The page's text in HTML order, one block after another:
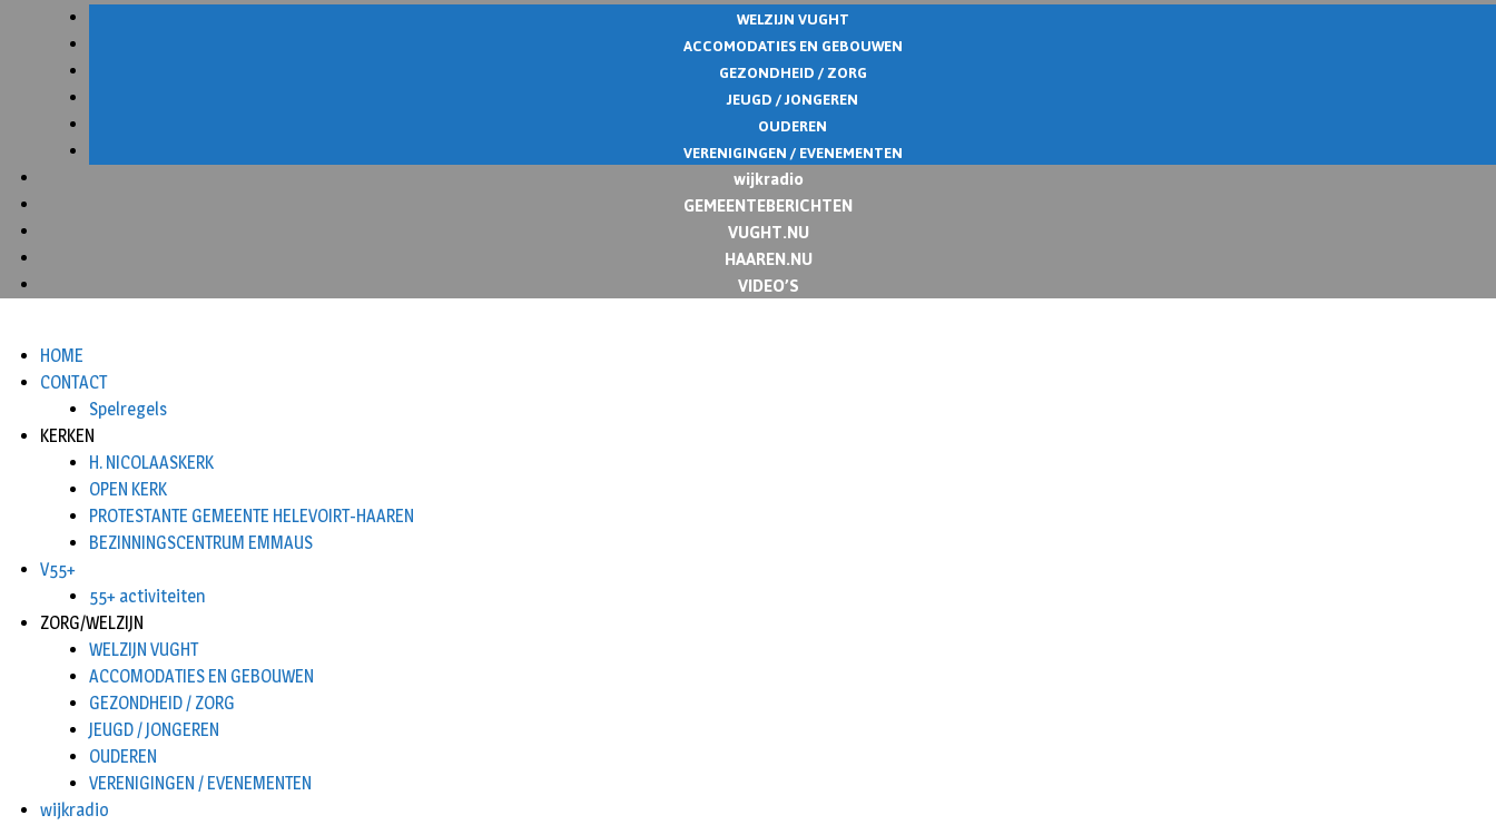
WELZIJN VUGHT
ACCOMODATIES EN GEBOUWEN
GEZONDHEID / ZORG
JEUGD / JONGEREN
OUDEREN
VERENIGINGEN / EVENEMENTEN
wijkradio
GEMEENTEBERICHTEN
VUGHT.NU
HAAREN.NU
VIDEO’S
HOME
CONTACT
Spelregels
KERKEN
H. NICOLAASKERK
OPEN KERK
PROTESTANTE GEMEENTE HELEVOIRT-HAAREN
BEZINNINGSCENTRUM EMMAUS
V55+
55+ activiteiten
ZORG/WELZIJN
WELZIJN VUGHT
ACCOMODATIES EN GEBOUWEN
GEZONDHEID / ZORG
JEUGD / JONGEREN
OUDEREN
VERENIGINGEN / EVENEMENTEN
wijkradio